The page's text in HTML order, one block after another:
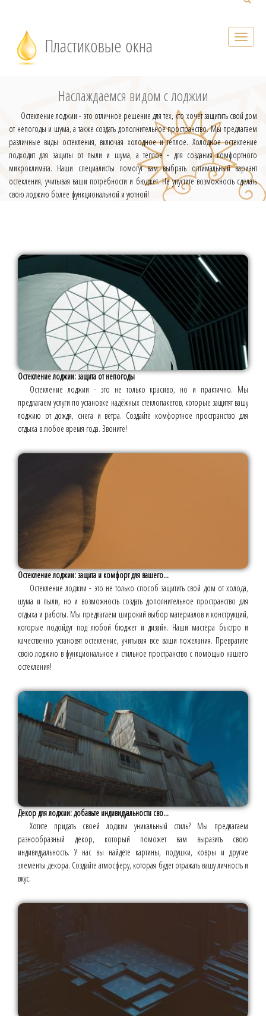
Пластиковые окна
Наслаждаемся видом с лоджии
Остекление лоджии - это отличное решение для тех, кто хочет защитить свой дом
от непогоды и шума, а также создать дополнительное пространство. Мы предлагаем
различные виды остекления, включая холодное и тёплое. Холодное остекление
подходит для защиты от пыли и шума, а тёплое - для создания комфортного
микроклимата. Наши специалисты помогут вам выбрать оптимальный вариант
остекления, учитывая ваши потребности и бюджет. Не упустите возможность сделать
свою лоджию более функциональной и уютной!
Остекление лоджии: защита от непогоды
Остекление лоджии - это не только красиво, но и практично. Мы
предлагаем услуги по установке надёжных стеклопакетов, которые защитят вашу
лоджию от дождя, снега и ветра. Создайте комфортное пространство для
отдыха в любое время года. Звоните!
Остекление лоджии: защита и комфорт для вашего...
Остекление лоджии - это не только способ защитить свой дом от холода,
шума и пыли, но и возможность создать дополнительное пространство для
отдыха и работы. Мы предлагаем широкий выбор материалов и конструкций,
которые подойдут под любой бюджет и дизайн. Наши мастера быстро и
качественно установят остекление, учитывая все ваши пожелания. Превратите
свою лоджию в функциональное и стильное пространство с помощью нашего
остекления!
Декор для лоджии: добавьте индивидуальности сво...
Хотите придать своей лоджии уникальный стиль? Мы предлагаем
разнообразный декор, который поможет вам выразить свою
индивидуальность. У нас вы найдёте картины, подушки, ковры и другие
элементы декора. Создайте атмосферу, которая будет отражать вашу личность и
вкус.